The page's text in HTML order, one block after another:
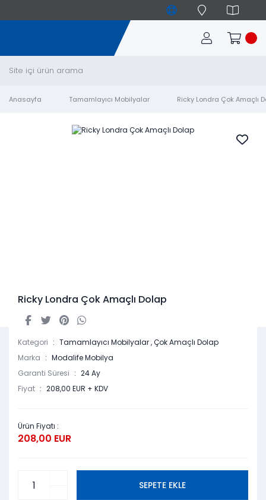
Anasayfa Tamamlayıcı Mobilyalar Ricky Londra Çok Amaçlı
Ricky Londra Çok Amaçlı Dolap
Kategori Tamamlayıcı Mobilyalar,Çok Amaçlı Dolap
Marka
Modalife Mobilya
Garanti Süresi
24 Ay
Fiyat
208,00 EUR + KDV
Ürün Fiyatı :
208,00 EUR
SEPETE EKLE